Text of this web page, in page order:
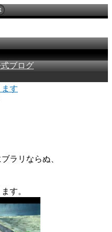
ブログ
す
ラリならぬ、
す。